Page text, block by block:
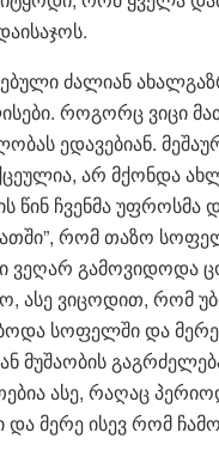
ძალიან
როგორც ვიცი
ედავებიან.
არ მქონდა
წინ ჩვენმა უფროსმა
რომ თაზო
ვეღარ გამოვიდოდა
ასე ვიცოდით, რომ
სოფელში და მერე
მუშაობის
ასე, რაღაც
მერე ისევ რომ